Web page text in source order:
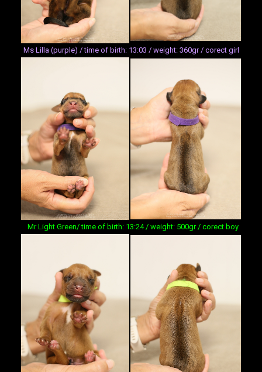
Ms Lilla (purple) / time of birth: 13:03 / weight: 360gr / corect girl
Mr Light Green/ time of birth: 13:24 / weight: 500gr / corect boy